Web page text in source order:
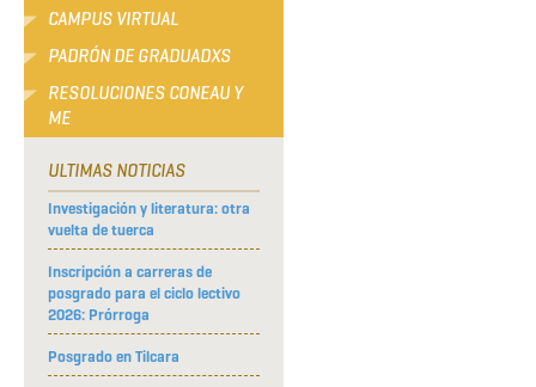
CAMPUS VIRTUAL
PADRÓN DE GRADUADXS
RESOLUCIONES CONEAU Y
ME
ULTIMAS NOTICIAS
Investigación y literatura: otra
vuelta de tuerca
Inscripción a carreras de
posgrado para el ciclo lectivo
2026: Prórroga
Posgrado en Tilcara